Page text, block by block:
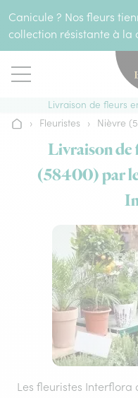
Canicule ? Nos fleurs
collection résistante à la
Livraison de fleurs
Accueil
› Fleuristes › Nièvre
Livraison de
(58400) par
Les fleuristes